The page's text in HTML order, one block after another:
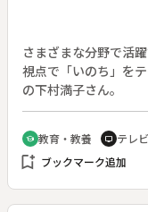
さまざまな分野で活
視点で「いのち」を
の下村満子さん。
school 教育・教養 tv テレ
bookmark_add ブックマーク追加